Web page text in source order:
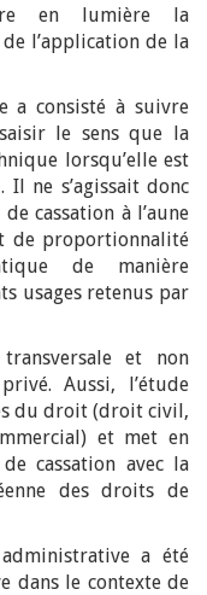
en lumière la
l’application de la
a consisté à suivre
le sens que la
lorsqu’elle est
ne s’agissait donc
cassation à l’aune
de proportionnalité
de manière
usages retenus par
et non
Aussi, l’étude
du droit (droit civil,
et met en
cassation avec la
des droits de
a été
dans le contexte de